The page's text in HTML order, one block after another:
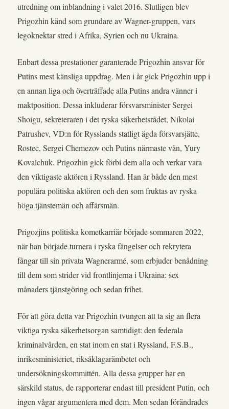
utredning om inblandning i valet 2016. Slutligen blev
Prigozhin känd som grundare av Wagner-gruppen, vars
legoknektar stred i Afrika, Syrien och nu Ukraina.
Enbart dessa prestationer garanterade Prigozhin ansvar för
Putins mest känsliga uppdrag. Men i år gick Prigozhin upp i
en annan liga och överträffade alla Putins andra vänner i
maktposition. Dessa inkluderar försvarsminister Sergei
Shoigu, sekreteraren i det ryska säkerhetsrådet, Nikolai
Patrushev, VD:n för Rysslands statligt ägda försvarsjätte,
Rostec, Sergei Chemezov och Putins närmaste vän, Yury
Kovalchuk. Prigozhin gick förbi dem alla och verkar vara
den viktigaste aktören i Ryssland. Han är både den mest
populära politiska aktören och den som fruktas av ryska
höga tjänstemän och affärsmän.
Prigozjins politiska kometkarriär började sommaren 2022,
när han började turnera i ryska fängelser och rekrytera
fångar till sin privata Wagnerarmé, som erbjuder benådning
till dem som strider vid frontlinjerna i Ukraina: sex
månaders tjänstgöring och sedan frihet.
För att göra detta var Prigozhin tvungen att ta sig an flera
viktiga ryska säkerhetsorgan samtidigt: den federala
kriminalvården, en stat inom en stat i Ryssland, F.S.B.,
inrikesministeriet, riksåklagarämbetet och
undersökningskommittén. Alla dessa grupper har en
särskild status, de rapporterar endast till president Putin, och
ingen vågar argumentera med dem. Men sedan förändrades